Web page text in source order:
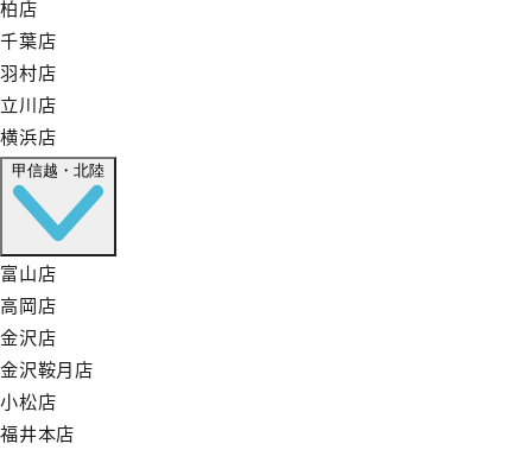
柏店
千葉店
羽村店
立川店
横浜店
甲信越・北陸
富山店
高岡店
金沢店
金沢鞍月店
小松店
福井本店